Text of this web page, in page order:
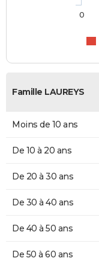
0
Famille LAUREYS
Moins de 10 ans
De 10 à 20 ans
De 20 à 30 ans
De 30 à 40 ans
De 40 à 50 ans
De 50 à 60 ans